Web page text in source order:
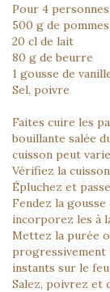
Pour 4
500 g de
20 cl de lait
80 g de beurre
1 gousse de
Sel, poivre
Faites cuire les
bouillante salée
cuisson peut
Vérifiez la
Épluchez et
Fendez la
incorporez les à
Mettez la purée
progressivement
instants sur le
Salez, poivrez et